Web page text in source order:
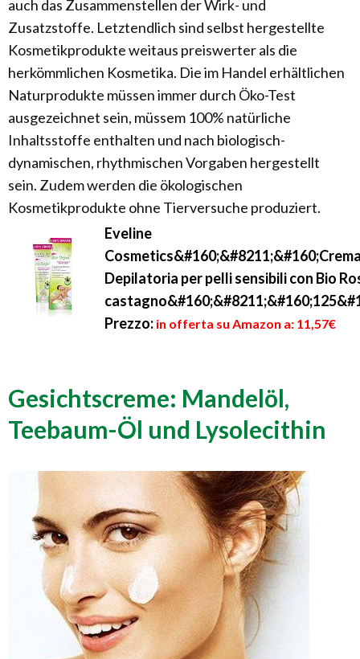
auch das Zusammenstellen der Wirk- und
Zusatzstoffe. Letztendlich sind selbst hergestellte
Kosmetikprodukte weitaus preiswerter als die
herkömmlichen Kosmetika. Die im Handel erhältlichen
Naturprodukte müssen immer durch Öko-Test
ausgezeichnet sein, müssem 100% natürliche
Inhaltsstoffe enthalten und nach biologisch-
dynamischen, rhythmischen Vorgaben hergestellt
sein. Zudem werden die ökologischen
Kosmetikprodukte ohne Tierversuche produziert.
Eveline
Depilatoria per pelli sensibili con Bio
Prezzo: in offerta su Amazon a: 11,57€
Gesichtscreme: Mandelöl,
Teebaum-Öl und Lysolecithin